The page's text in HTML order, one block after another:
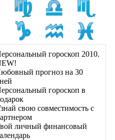
гороскоп 2010.
прогноз на 30
гороскоп в
свою совместимость с
личный финансовый